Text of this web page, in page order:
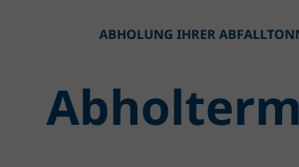
ABHOLUNG IHRER